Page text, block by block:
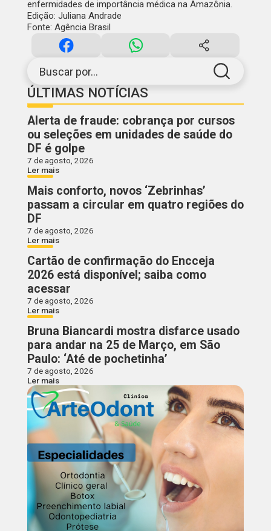
Buscar por...
ÚLTIMAS NOTÍCIAS
Alerta de fraude: cobrança por cursos
ou seleções em unidades de saúde do
DF é golpe
7 de agosto, 2026
Ler mais
Mais conforto, novos ‘Zebrinhas’
passam a circular em quatro regiões do
DF
7 de agosto, 2026
Ler mais
Cartão de confirmação do Encceja
2026 está disponível; saiba como
acessar
7 de agosto, 2026
Ler mais
Bruna Biancardi mostra disfarce usado
para andar na 25 de Março, em São
Paulo: ‘Até de pochetinha’
7 de agosto, 2026
Ler mais
enfermidades de importância médica na Amazônia.
Edição: Juliana Andrade
Fonte: Agência Brasil